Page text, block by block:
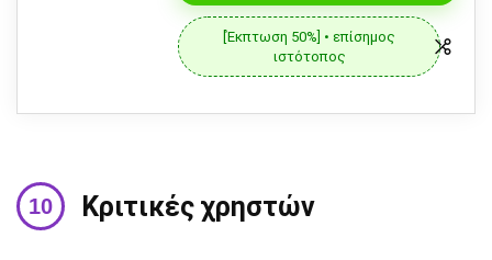
[Έκπτωση 50%] • επίσημος
ιστότοπος
Κριτικές χρηστών